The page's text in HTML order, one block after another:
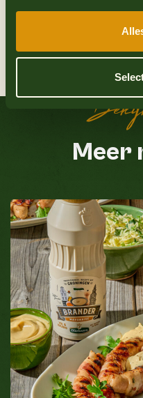
augurk erop en
mayo op de
Meer